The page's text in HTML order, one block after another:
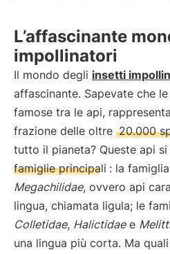
L’affascinante
impollinatori
Il mondo degli insetti
affascinante. Sapevate che
famose tra le api,
frazione delle oltre 20.000
tutto il pianeta? Queste api
famiglie principali : la famiglia
Megachilidae, ovvero api
lingua, chiamata ligula; le
Colletidae, Halictidaee
una lingua più corta. Ma